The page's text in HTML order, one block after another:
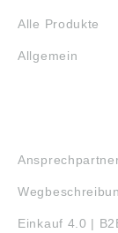
Alle Produkte
Allgemein
Einkauf 4.0 |